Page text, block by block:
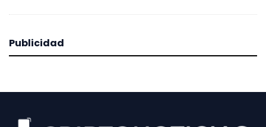
Publicidad